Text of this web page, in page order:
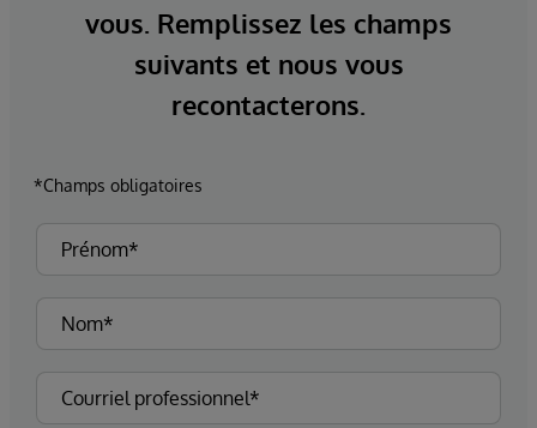
vous. Remplissez les champs
suivants et nous vous
recontacterons.
*Champs obligatoires